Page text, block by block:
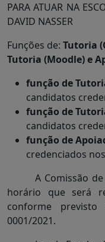
PARA ATUAR NA
DAVID NASSER
Funções de: Tutoria
Tutoria (Moodle) e
função de
candidatos
função de
candidatos
função de
credenciados
A Comissão
horário que será
conforme
0001/2021.